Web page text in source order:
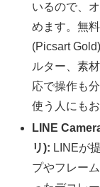
いるので、
めます。無
(Picsart
ルター、素
応で操作も
使う人にも
LINE
リ): LINEが
プやフレー